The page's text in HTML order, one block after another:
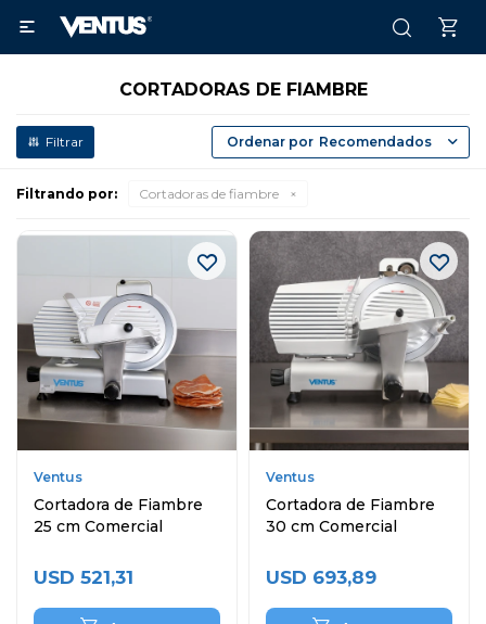

CORTADORAS DE FIAMBRE
Recomendados
Filtrando por: Cortadoras de fiambre
Ventus
Cortadora de Fiambre
25 cm Comercial
USD 521,31
Ventus
Cortadora de Fiambre
30 cm Comercial
USD 693,89